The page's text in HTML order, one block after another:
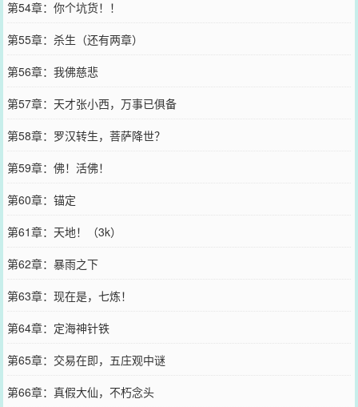
第54章：你个坑货！！
第55章：杀生（还有两章）
第56章：我佛慈悲
第57章：天才张小西，万事已俱备
第58章：罗汉转生，菩萨降世？
第59章：佛！活佛！
第60章：锚定
第61章：天地！（3k）
第62章：暴雨之下
第63章：现在是，七炼！
第64章：定海神针铁
第65章：交易在即，五庄观中谜
第66章：真假大仙，不朽念头